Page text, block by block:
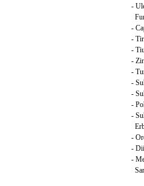
-
-
-
-
-
-
-
-
-
-
-
-
-